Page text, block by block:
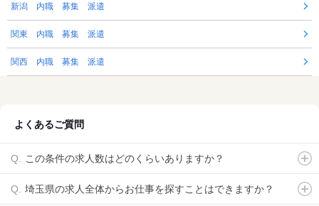
新潟 内職 募集 派遣
関東 内職 募集 派遣
関西 内職 募集 派遣
よくあるご質問
この条件の求人数はどのくらいありますか？
埼玉県の求人全体からお仕事を探すことはできますか？